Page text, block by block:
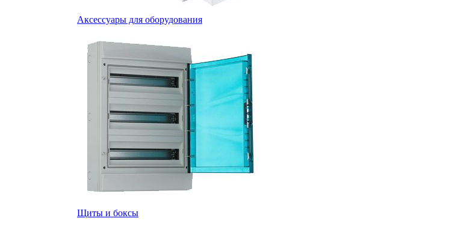
Аксессуары для оборудования
Щиты и боксы